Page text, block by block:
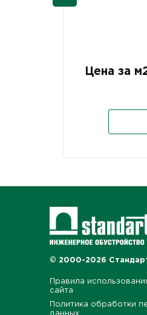
Цена за
© 2000-2026
Правила
сайта
Политика обработки
данных